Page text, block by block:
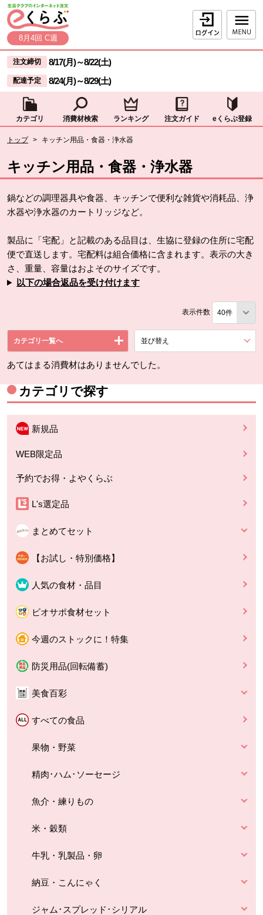
ページの先頭です。
本文へジャンプする。
8月4回 C週
ログイン
ここからサイト内共通メニューです。
サイト内共通メニューをスキップする
注文締切 8/17(月)～8/22(土)
配達予定 8/24(月)～8/29(土)
カテゴリ 消費材検索 ランキング 注文ガイド eくらぶ登録
トップ > キッチン用品・食器・浄水器
キッチン用品・食器・浄水器
鍋などの調理器具や食器、キッチンで便利な雑貨や消耗品、浄
水器や浄水器のカートリッジなど。
製品に「宅配」と記載のある品目は、生協に登録の住所に宅配
便で直送します。宅配料は組合価格に含まれます。表示の大き
さ、重量、容量はおよそのサイズです。
以下の場合返品を受け付けます
表示件数
カテゴリ一覧へ 並び替え
あてはまる消費材はありませんでした。
カテゴリで探す
新規品
WEB限定品
予約でお得・よやくらぶ
L's選定品
まとめてセット
【お試し・特別価格】
人気の食材・品目
ビオサポ食材セット
今週のストックに！特集
防災用品(回転備蓄)
美食百彩
すべての食品
果物・野菜
精肉･ハム･ソーセージ
魚介・練りもの
米・穀類
牛乳・乳製品・卵
納豆・こんにゃく
ジャム･スプレッド･シリアル